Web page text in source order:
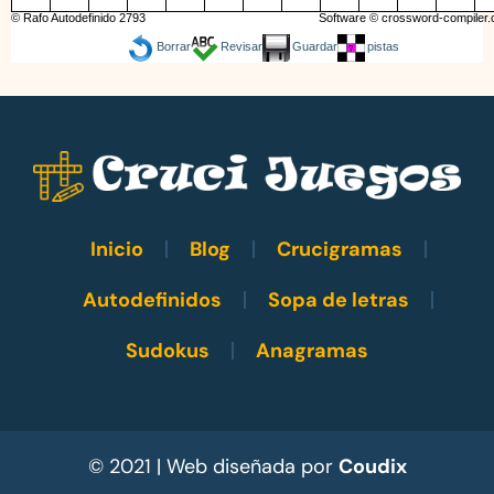
Borrar Revisar Guardar pistas
© Rafo Autodefinido 2793 Software © crossword-
Inicio Blog
Crucigramas
Autodefinidos
Sopa de letras
Sudokus
Anagramas
© 2021 | Web diseñada por Coudix